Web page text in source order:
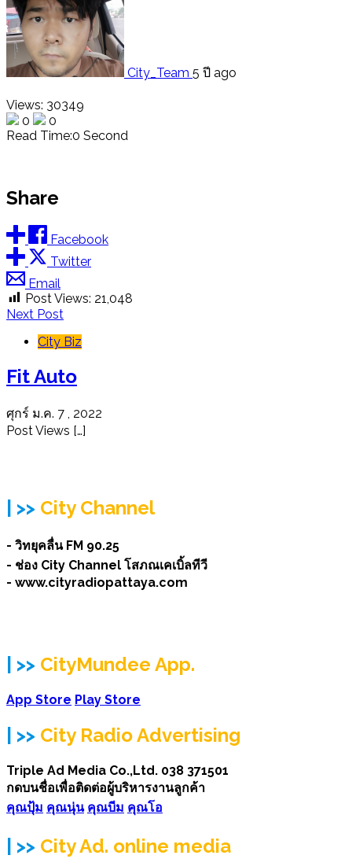
City_Team 5 ปี ago
Views: 30349
0
0
Read Time:0 Second
Share
Facebook
Twitter
Email
Post Views: 21,048
Next Post
City Biz
Fit Auto
ศุกร์ ม.ค. 7 , 2022
Post Views […]
| >> City Channel
- วิทยุคลื่น FM 90.25
- ช่อง City Channel โสภณเคเบิ้ลทีวี
- www.cityradiopattaya.com
| >> CityMundee App.
App Store Play Store
| >> City Radio Advertising
Triple Ad Media Co.,Ltd. 038 371501
กดบนชื่อเพื่อติดต่อผู้บริหารงานลูกค้า
คุณปุ้ม คุณนุ่น คุณบีม คุณโอ
>> City Ad. online media